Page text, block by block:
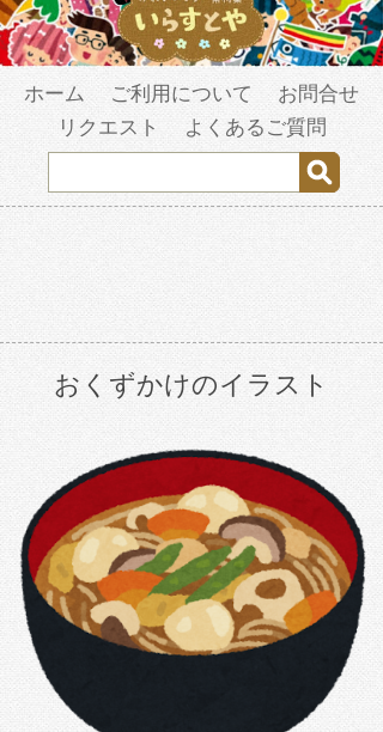
ホーム ご利用について
お問合せ
リクエスト
よくあるご質問
おくずかけのイラスト